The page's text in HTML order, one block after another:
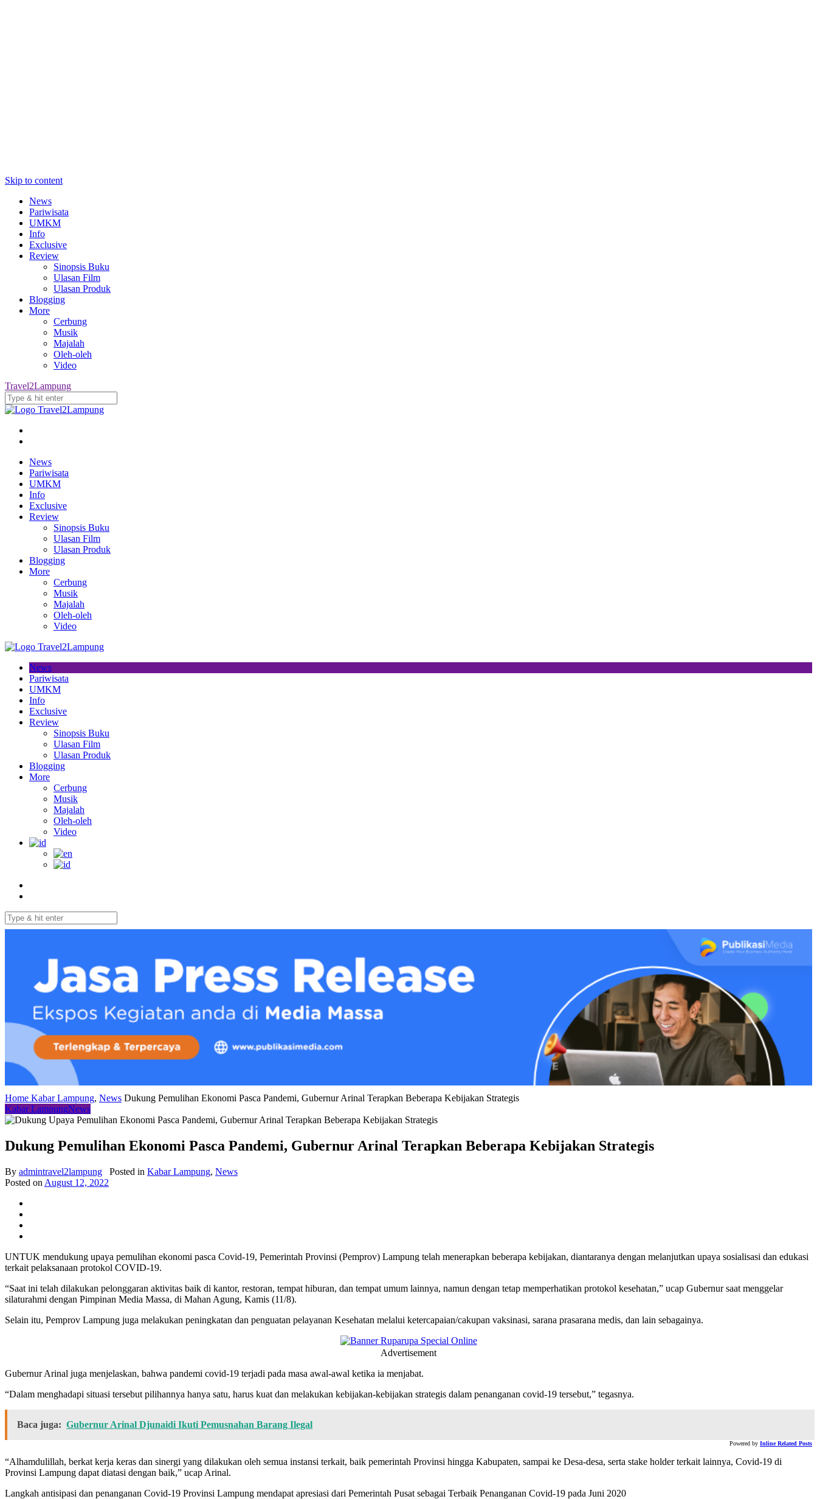
Skip to content
News
Pariwisata
UMKM
Info
Exclusive
Review
Sinopsis Buku
Ulasan Film
Ulasan Produk
Blogging
More
Cerbung
Musik
Majalah
Oleh-oleh
Video
Travel2Lampung
News
Pariwisata
UMKM
Info
Exclusive
Review
Sinopsis Buku
Ulasan Film
Ulasan Produk
Blogging
More
Cerbung
Musik
Majalah
Oleh-oleh
Video
News
Pariwisata
UMKM
Info
Exclusive
Review
Sinopsis Buku
Ulasan Film
Ulasan Produk
Blogging
More
Cerbung
Musik
Majalah
Oleh-oleh
Video
Home Kabar Lampung, News Dukung Pemulihan Ekonomi Pasca Pandemi, Gubernur Arinal Terapkan Beberapa Kebijakan Strategis
Kabar LampungNews
Dukung Pemulihan Ekonomi Pasca Pandemi, Gubernur Arinal Terapkan Beberapa Kebijakan Strategis
By admintravel2lampung Posted in Kabar Lampung, News
Posted on August 12, 2022
UNTUK mendukung upaya pemulihan ekonomi pasca Covid-19, Pemerintah Provinsi (Pemprov) Lampung telah menerapkan beberapa kebijakan, diantaranya dengan melanjutkan upaya sosialisasi dan edukasi
terkait pelaksanaan protokol COVID-19.
“Saat ini telah dilakukan pelonggaran aktivitas baik di kantor, restoran, tempat hiburan, dan tempat umum lainnya, namun dengan tetap memperhatikan protokol kesehatan,” ucap Gubernur saat menggelar
silaturahmi dengan Pimpinan Media Massa, di Mahan Agung, Kamis (11/8).
Selain itu, Pemprov Lampung juga melakukan peningkatan dan penguatan pelayanan Kesehatan melalui ketercapaian/cakupan vaksinasi, sarana prasarana medis, dan lain sebagainya.
Advertisement
Gubernur Arinal juga menjelaskan, bahwa pandemi covid-19 terjadi pada masa awal-awal ketika ia menjabat.
“Dalam menghadapi situasi tersebut pilihannya hanya satu, harus kuat dan melakukan kebijakan-kebijakan strategis dalam penanganan covid-19 tersebut,” tegasnya.
Baca juga: Gubernur Arinal Djunaidi Ikuti Pemusnahan Barang Ilegal
Powered by Inline Related Posts
“Alhamdulillah, berkat kerja keras dan sinergi yang dilakukan oleh semua instansi terkait, baik pemerintah Provinsi hingga Kabupaten, sampai ke Desa-desa, serta stake holder terkait lainnya, Covid-19 di
Provinsi Lampung dapat diatasi dengan baik,” ucap Arinal.
Langkah antisipasi dan penanganan Covid-19 Provinsi Lampung mendapat apresiasi dari Pemerintah Pusat sebagai Terbaik Penanganan Covid-19 pada Juni 2020